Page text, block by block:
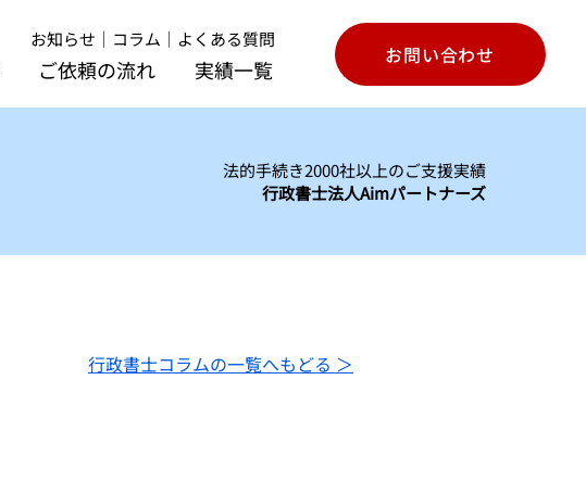
お知らせ ｜ コラム ｜ よくある質問
ご依頼の流れ 実績一覧
お問い合わせ
法的手続き2000社以上のご支援実績
行政書士法人Aimパートナーズ
行政書士コラムの一覧へもどる ＞